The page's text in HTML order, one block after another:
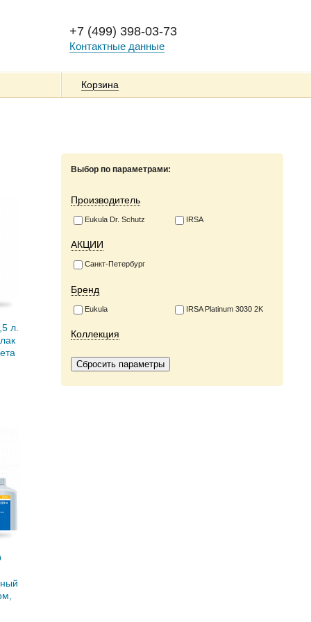
+7 (499) 398-03-73
Контактные данные
Корзина
Выбор по параметрами:
Производитель
Eukula Dr. Schutz IRSA
АКЦИИ
Санкт-Петербург
Бренд
Eukula IRSA Platinum 3030 2K
Коллекция
л.